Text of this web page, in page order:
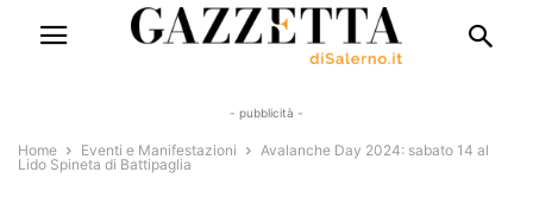
- pubblicità -
Home Eventi e Manifestazioni
Avalanche Day 2024: sabato 14 al
Lido Spineta di Battipaglia